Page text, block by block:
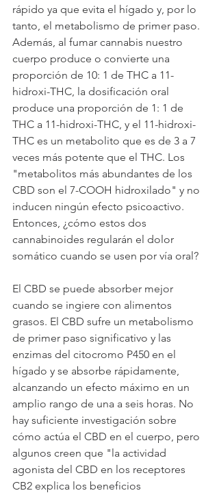
rápido ya que evita el hígado y, por lo
tanto, el metabolismo de primer paso.
Además, al fumar cannabis nuestro
cuerpo produce o convierte una
proporción de 10: 1 de THC a 11-
hidroxi-THC, la dosificación oral
produce una proporción de 1: 1 de
THC a 11-hidroxi-THC, y el 11-hidroxi-
THC es un metabolito que es de 3 a 7
veces más potente que el THC. Los
"metabolitos más abundantes de los
CBD son el 7-COOH hidroxilado" y no
inducen ningún efecto psicoactivo.
Entonces, ¿cómo estos dos
cannabinoides regularán el dolor
somático cuando se usen por vía oral?
El CBD se puede absorber mejor
cuando se ingiere con alimentos
grasos. El CBD sufre un metabolismo
de primer paso significativo y las
enzimas del citocromo P450 en el
hígado y se absorbe rápidamente,
alcanzando un efecto máximo en un
amplio rango de una a seis horas. No
hay suficiente investigación sobre
cómo actúa el CBD en el cuerpo, pero
algunos creen que "la actividad
agonista del CBD en los receptores
CB2 explica los beneficios